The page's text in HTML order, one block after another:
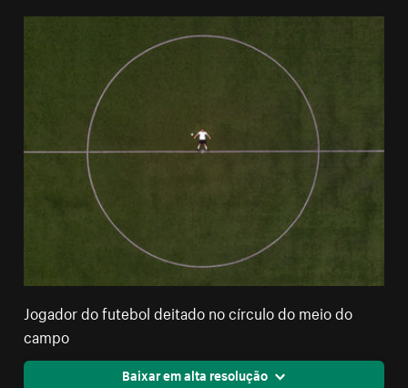
Jogador do futebol deitado no círculo do meio do
campo
Baixar em alta resolução